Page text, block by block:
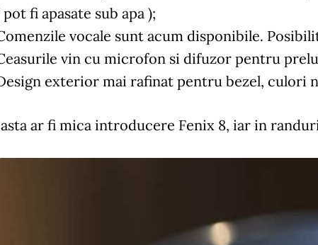
pot fi apasate sub apa );
vocale sunt acum disponibile.
vin cu microfon si difuzor pentru
exterior mai rafinat pentru bezel, culori
asta ar fi mica introducere Fenix 8, iar in